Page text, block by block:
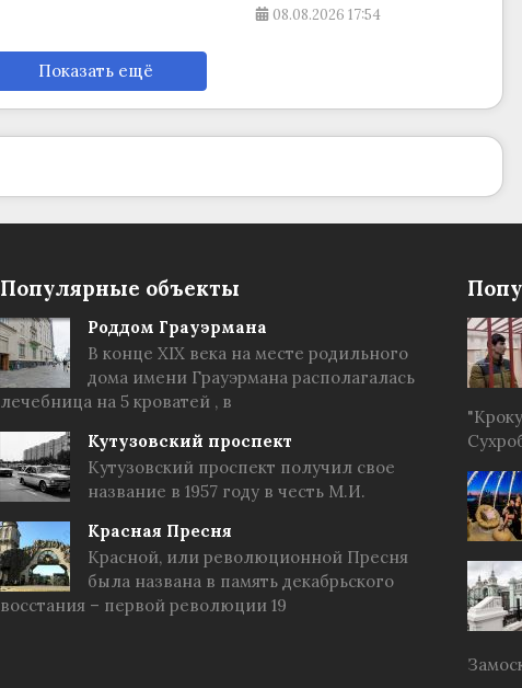
08.08.2026 17:54
Показать ещё
Популярные объекты
Роддом Грауэрмана
В конце XIX века на месте родильного
дома имени Грауэрмана располагалась
лечебница на 5 кроватей , в
Кутузовский проспект
Кутузовский проспект получил свое
название в 1957 году в честь М.И.
Красная Пресня
Красной, или революционной Пресня
была названа в память декабрьского
восстания – первой революции 19